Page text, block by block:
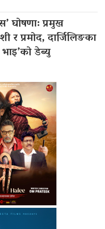
घोषणा: प्रमुख
प्रमोद, दार्जिलिङका
डेब्यु